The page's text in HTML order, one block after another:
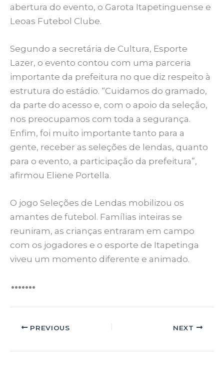
abertura do evento, o Garota Itapetinguense e
Leoas Futebol Clube.
Segundo a secretária de Cultura, Esporte
Lazer, o evento contou com uma parceria
importante da prefeitura no que diz respeito à
estrutura do estádio. “Cuidamos do gramado,
da parte do acesso e, com o apoio da seleção,
nos preocupamos com toda a segurança.
Enfim, foi muito importante tanto para a
gente, receber as seleções de lendas, quanto
para o evento, a participação da prefeitura”,
afirmou Eliene Portella.
O jogo Seleções de Lendas mobilizou os
amantes de futebol. Famílias inteiras se
reuniram, as crianças entraram em campo
com os jogadores e o esporte de Itapetinga
viveu um momento diferente e animado.
PREVIOUS NEXT